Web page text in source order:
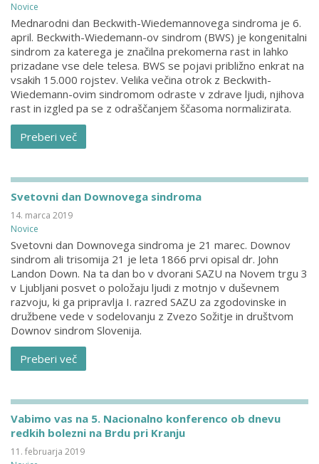
Novice
Mednarodni dan Beckwith-Wiedemannovega sindroma je 6.
april. Beckwith-Wiedemann-ov sindrom (BWS) je kongenitalni
sindrom za katerega je značilna prekomerna rast in lahko
prizadane vse dele telesa. BWS se pojavi približno enkrat na
vsakih 15.000 rojstev. Velika večina otrok z Beckwith-
Wiedemann-ovim sindromom odraste v zdrave ljudi, njihova
rast in izgled pa se z odraščanjem ščasoma normalizirata.
Preberi več
Svetovni dan Downovega sindroma
14. marca 2019
Novice
Svetovni dan Downovega sindroma je 21 marec. Downov
sindrom ali trisomija 21 je leta 1866 prvi opisal dr. John
Landon Down. Na ta dan bo v dvorani SAZU na Novem trgu 3
v Ljubljani posvet o položaju ljudi z motnjo v duševnem
razvoju, ki ga pripravlja I. razred SAZU za zgodovinske in
družbene vede v sodelovanju z Zvezo Sožitje in društvom
Downov sindrom Slovenija.
Preberi več
Vabimo vas na 5. Nacionalno konferenco ob dnevu
redkih bolezni na Brdu pri Kranju
11. februarja 2019